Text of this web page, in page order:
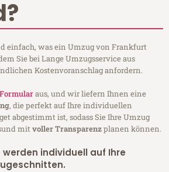
einfach, was ein Umzug von Frankfurt
Sie bei Lange Umzugsservice aus
Kostenvoranschlag anfordern.
aus, und wir liefern Ihnen eine
, die perfekt auf Ihre individuellen
abgestimmt ist, sodass Sie Ihre Umzug
mitvoller Transparenzplanen können.
werden individuell auf Ihre